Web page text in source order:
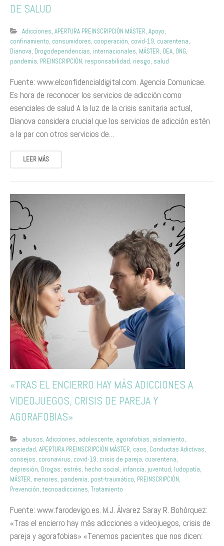
DE SALUD
Adicciones, APERTURA PREINSCRIPCIÓN MÁSTER, Apoyo,
confinamiento, consumidores, cooperación, covid-19, cuarentena,
Dianova, Drogodependencias, internacionales, MÁSTER, OEA, ONG,
pandemia, PREINSCRIPCIÓN, responsabilidad, riesgo, salud
Fuente: www.elconfidencialdigital.com. Agencia Comunicae.
Es hora de reconocer los servicios de adicción como
esenciales de salud A la luz de la crisis sanitaria actual,
Dianova considera crucial que los servicios de adicción estén
a la par con otros servicios de…
LEER MÁS
«TRAS EL ENCIERRO HAY MÁS ADICCIONES A
VIDEOJUEGOS, CRISIS DE PAREJA Y
AGORAFOBIAS»
abusos, Adicciones, adolescente, agorafobias, aislamiento,
ansiedad, APERTURA PREINSCRIPCIÓN MÁSTER, caos, Conductas Adictivas,
consejos, coronavirus, covid-19, crisis de pareja, cuarentena,
depresión, Drogas, estrés, hecho social, infancia, juventud, ludopatía,
MÁSTER, menores, pandemia, post-traumático, PREINSCRIPCIÓN,
Prevención, tecnoadicciones, Tratamiento
Fuente: www.farodevigo.es. M.J. Álvarez Saray R. Bohórquez:
«Tras el encierro hay más adicciones a videojuegos, crisis de
pareja y agorafobias» «Tenemos pacientes que nos dicen: